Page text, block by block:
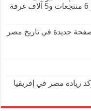
جديدة في تاريخ مصر
ريادة مصر في إفريقيا